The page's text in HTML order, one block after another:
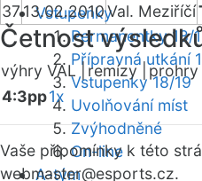
Vstupenky
Permanentky 18/
Přípravná utkání
Vstupenky 18/19
Uvolňování míst
Zvýhodněné
On-line
A-tým
3713.02.2010Val. Meziříčí
Četnost
výhry VAL | remízy | prohry
4:3pp1x
Vaše připomínky k této
webmaster@esports.cz.